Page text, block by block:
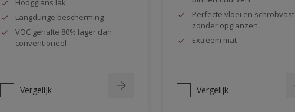
Langdurige bescherming
VOC gehalte 80% lager dan
conventioneel
Vergelijk
Perfecte vloei en schrobvast
zonder opglanzen
Extreem mat
Vergelijk